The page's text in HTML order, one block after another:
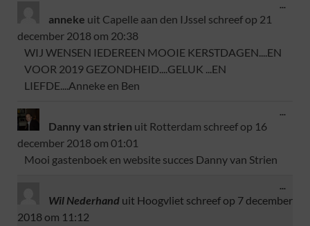
anneke uit Capelle aan den IJssel schreef op 21
december 2018 om 20:38
WIJ WENSEN IEDEREEN MOOIE KERSTDAGEN....EN
VOOR 2019 GEZONDHEID....GELUK ...EN
LIEFDE....Anneke en Ben
...
Danny van strien uit Rotterdam schreef op 16
december 2018 om 01:01
Mooi gastenboek en website succes Danny van Strien
...
Wil Nederhand uit Hoogvliet schreef op 7 december
2018 om 11:12
...